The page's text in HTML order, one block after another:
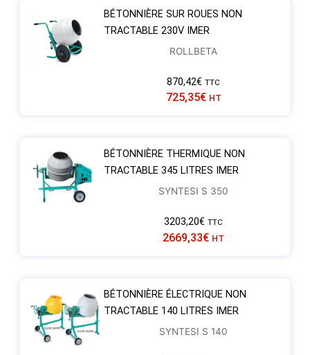
BÉTONNIÈRE SUR ROUES NON
TRACTABLE 230V IMER
ROLLBETA
870,42€ TTC
725,35€ HT
BÉTONNIÈRE THERMIQUE NON
TRACTABLE 345 LITRES IMER
SYNTESI S 350
3203,20€ TTC
2669,33€ HT
BÉTONNIÈRE ÉLECTRIQUE NON
TRACTABLE 140 LITRES IMER
SYNTESI S 140